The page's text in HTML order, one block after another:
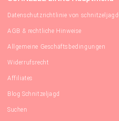
Datenschutzrichtlinie von
AGB & rechtliche Hinweise
Allgemeine Geschäftsbedingungen
Widerrufsrecht
Affiliates
Blog Schnitzeljagd
Suchen